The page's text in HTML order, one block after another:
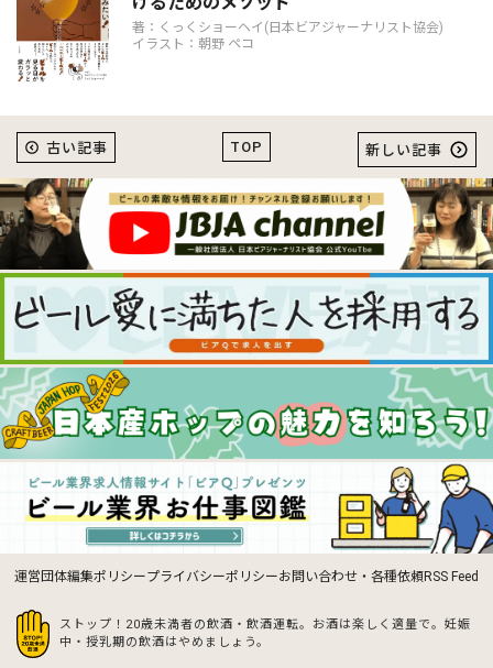
著：くっくショーヘイ(日本ビアジャーナリスト協会)
イラスト：朝野 ペコ
TOP
古い記事 新しい記事
運営団体編集ポリシープライバシーポリシーお問い合わせ・各種依頼RSS Feed
ストップ！20歳未満者の飲酒・飲酒運転。お酒は楽しく適量で。 妊娠
中・授乳期の飲酒はやめましょう。